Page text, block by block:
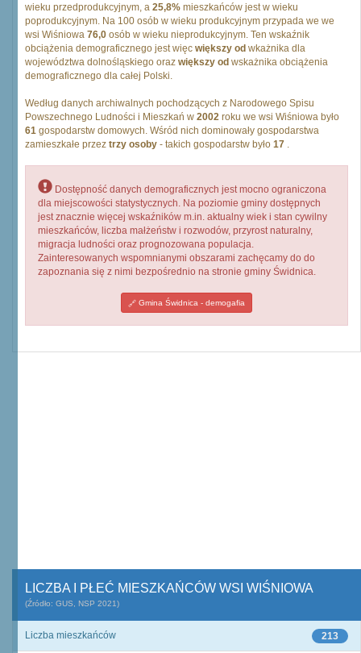
wieku przedprodukcyjnym, a 25,8% mieszkańców jest w wieku
poprodukcyjnym. Na 100 osób w wieku produkcyjnym przypada we we
wsi Wiśniowa 76,0 osób w wieku nieprodukcyjnym. Ten wskaźnik
obciążenia demograficznego jest więc większy od wkażnika dla
województwa dolnośląskiego oraz większy od wskażnika obciążenia
demograficznego dla całej Polski.
Według danych archiwalnych pochodzących z Narodowego Spisu
Powszechnego Ludności i Mieszkań w 2002 roku we wsi Wiśniowa było
61 gospodarstw domowych. Wśród nich dominowały gospodarstwa
zamieszkałe przez trzy osoby - takich gospodarstw było 17 .
Dostępność danych demograficznych jest mocno ograniczona
dla miejscowości statystycznych. Na poziomie gminy dostępnych
jest znacznie więcej wskaźników m.in. aktualny wiek i stan cywilny
mieszkańców, liczba małżeństw i rozwodów, przyrost naturalny,
migracja ludności oraz prognozowana populacja.
Zainteresowanych wspomnianymi obszarami zachęcamy do do
zapoznania się z nimi bezpośrednio na stronie gminy Świdnica.
Gmina Świdnica - demogafia
LICZBA I PŁEĆ MIESZKAŃCÓW WSI WIŚNIOWA
(Źródło: GUS, NSP 2021)
213
Liczba mieszkańców